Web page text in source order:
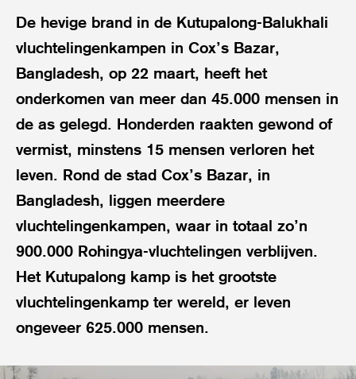
De hevige brand in de Kutupalong-Balukhali
vluchtelingenkampen in Cox’s Bazar,
Bangladesh, op 22 maart, heeft het
onderkomen van meer dan 45.000 mensen in
de as gelegd. Honderden raakten gewond of
vermist, minstens 15 mensen verloren het
leven. Rond de stad Cox’s Bazar, in
Bangladesh, liggen meerdere
vluchtelingenkampen, waar in totaal zo’n
900.000 Rohingya-vluchtelingen verblijven.
Het Kutupalong kamp is het grootste
vluchtelingenkamp ter wereld, er leven
ongeveer 625.000 mensen.